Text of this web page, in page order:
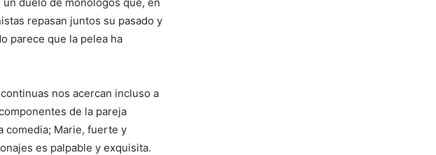
repasan juntos su pasado y
parece que la pelea ha
nos acercan incluso a
de la pareja
comedia; Marie, fuerte y
es palpable y exquisita.